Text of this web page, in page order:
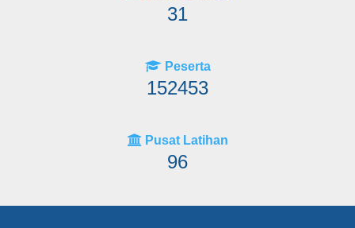
31
Peserta
152453
Pusat Latihan
96